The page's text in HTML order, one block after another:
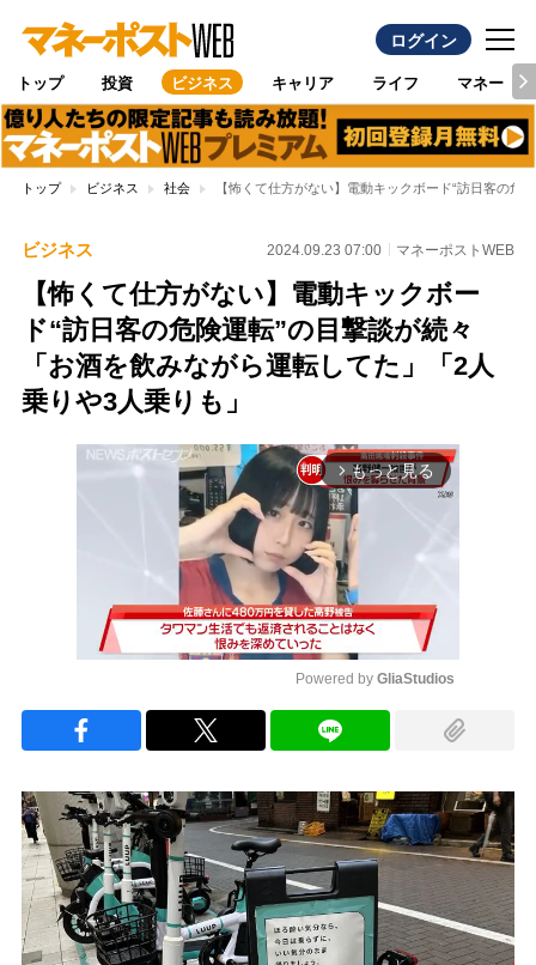
ログイン
トップ 投資 ビジネス キャリア ライフ マネー
トップ ビジネス 社会 【怖くて仕方がない】電動キックボード“訪日客の
ビジネス 2024.09.23 07:00 マネーポストWEB
【怖くて仕方がない】電動キックボー
ド“訪日客の危険運転”の目撃談が続々
「お酒を飲みながら運転してた」「2人
乗りや3人乗りも」
arrow_forward_ios もっと見る
Powered by GliaStudios